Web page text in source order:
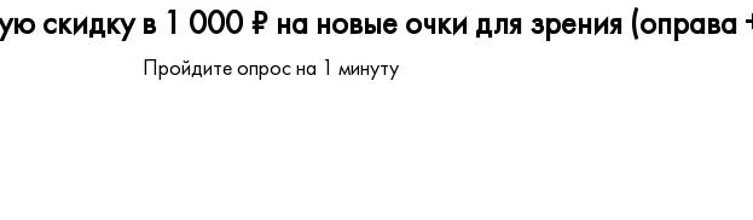
скидку в 1 000 ₽ на новые очки для зрения (оправа
Пройдите опрос на 1 минуту